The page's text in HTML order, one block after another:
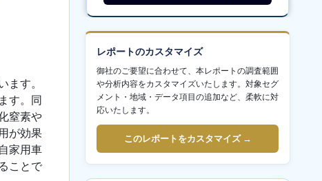
す。
す。同
窒素や
が効果
家用車
ことで
レポートのカスタマイズ
御社のご要望に合わせて、本レポートの調査範囲
や分析内容をカスタマイズいたします。対象セグ
メント・地域・データ項目の追加など、柔軟に対
応いたします。
このレポートをカスタマイズ →